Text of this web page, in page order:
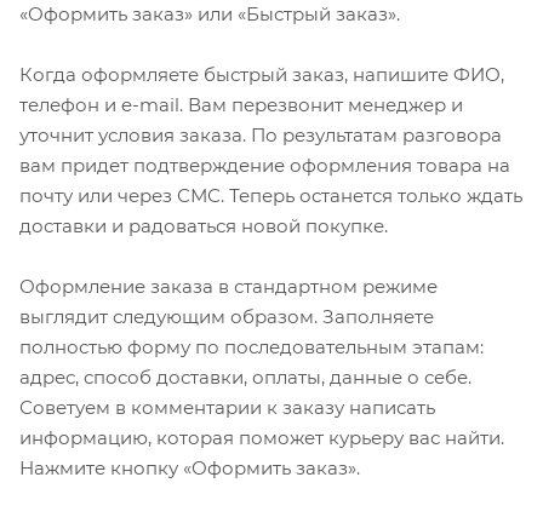
«Оформить заказ» или «Быстрый заказ».
Когда оформляете быстрый заказ, напишите ФИО,
телефон и e-mail. Вам перезвонит менеджер и
уточнит условия заказа. По результатам разговора
вам придет подтверждение оформления товара на
почту или через СМС. Теперь останется только ждать
доставки и радоваться новой покупке.
Оформление заказа в стандартном режиме
выглядит следующим образом. Заполняете
полностью форму по последовательным этапам:
адрес, способ доставки, оплаты, данные о себе.
Советуем в комментарии к заказу написать
информацию, которая поможет курьеру вас найти.
Нажмите кнопку «Оформить заказ».